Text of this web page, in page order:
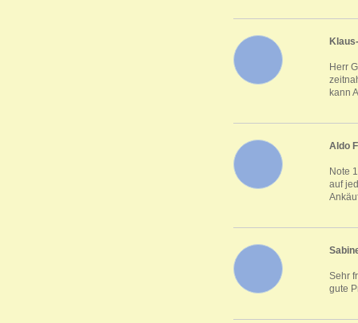
Herr
kann
Aldo
Note
auf
Sehr
gute